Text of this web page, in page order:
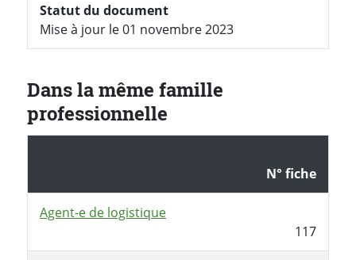
Statut du document
Mise à jour le 01 novembre 2023
Dans la même famille
professionnelle
N° fiche
Agent-e de logistique
117